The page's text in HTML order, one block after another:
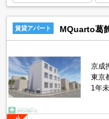
賃貸アパート MQuarto葛
京成
東京
1年